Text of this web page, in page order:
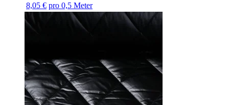
8,05 € pro 0,5 Meter